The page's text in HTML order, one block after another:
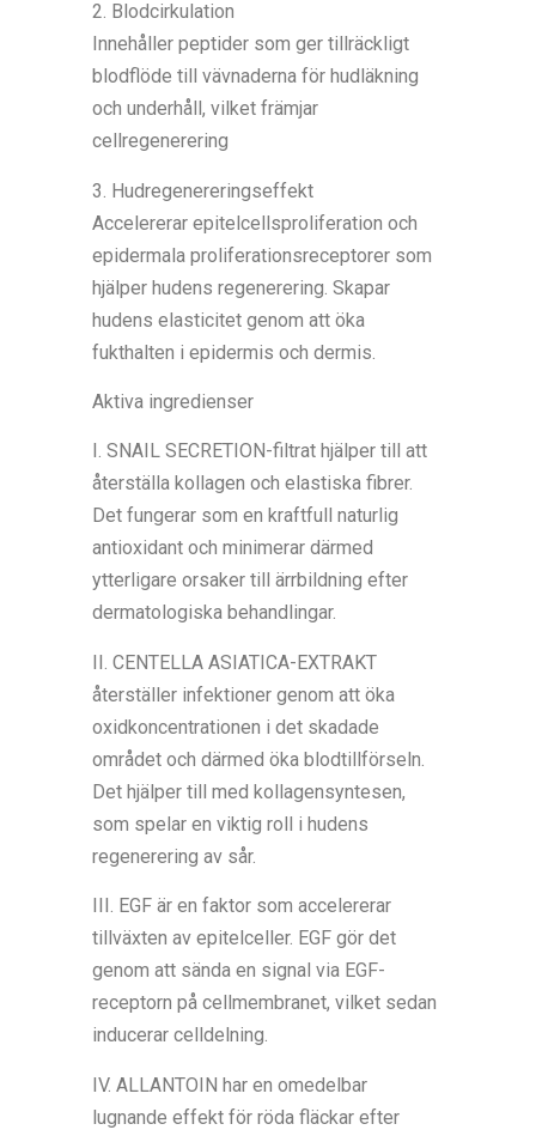
2. Blodcirkulation
Innehåller peptider som ger tillräckligt
blodflöde till vävnaderna för hudläkning
och underhåll, vilket främjar
cellregenerering
3. Hudregenereringseffekt
Accelererar epitelcellsproliferation och
epidermala proliferationsreceptorer som
hjälper hudens regenerering. Skapar
hudens elasticitet genom att öka
fukthalten i epidermis och dermis.
Aktiva ingredienser
I. SNAIL SECRETION-filtrat hjälper till att
återställa kollagen och elastiska fibrer.
Det fungerar som en kraftfull naturlig
antioxidant och minimerar därmed
ytterligare orsaker till ärrbildning efter
dermatologiska behandlingar.
II. CENTELLA ASIATICA-EXTRAKT
återställer infektioner genom att öka
oxidkoncentrationen i det skadade
området och därmed öka blodtillförseln.
Det hjälper till med kollagensyntesen,
som spelar en viktig roll i hudens
regenerering av sår.
III. EGF är en faktor som accelererar
tillväxten av epitelceller. EGF gör det
genom att sända en signal via EGF-
receptorn på cellmembranet, vilket sedan
inducerar celldelning.
IV. ALLANTOIN har en omedelbar
lugnande effekt för röda fläckar efter